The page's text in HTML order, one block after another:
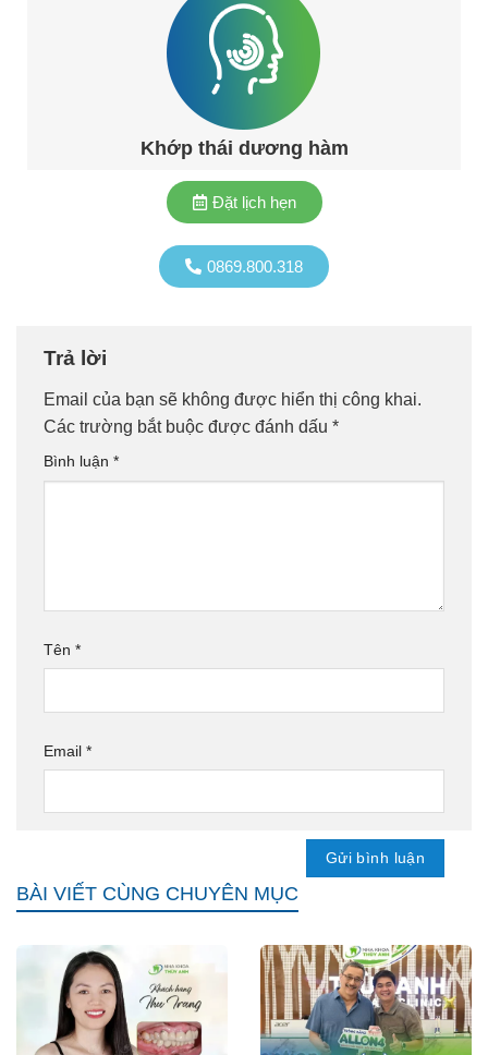
Khớp thái dương hàm
0869.800.318
Đặt lịch hẹn
Trả lời
Email của bạn sẽ không được hiển thị công khai.
Các trường bắt buộc được đánh dấu *
Bình luận *
Tên *
Email *
BÀI VIẾT CÙNG CHUYÊN MỤC